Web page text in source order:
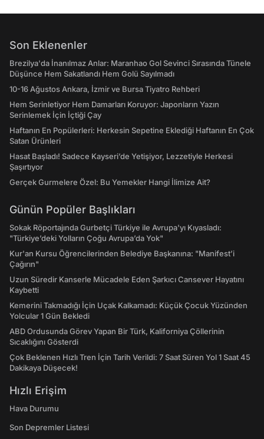
Son Eklenenler
Brezilya'da İnanılmaz Anlar: Maranhao Gol Sevinci Sırasında Tünele
Düşünce Hem Sakatlandı Hem Golü Sayılmadı
10-16 Ağustos Ankara, İzmir ve Bursa Tiyatro Rehberi
Hem Serinletiyor Hem Damarları Koruyor: Japonların Yazın
Serinlemek İçin İçtiği Çay
Haftanın En Popülerleri: Herkesin Sepetine Eklediği Haftanın En Çok
Satan Ürünleri
Hasat Başladı! Sadece Kayseri’de Yetişiyor, Lezzetiyle Herkesi
Şaşırtıyor
Gerçek Gurmelere Özel: Bu Yemekler Hangi İlimize Ait?
Günün Popüler Başlıkları
Sokak Röportajında Gurbetçi Türkiye ile Avrupa'yı Kıyasladı:
"Türkiye’deki Yolların Çoğu Avrupa’da Yok"
Kur'an Kursu Öğrencilerinden Belediye Başkanına: "Manifest’i
Çağırın"
Uzun Süredir Kanserle Mücadele Eden Şarkıcı Cansever Hayatını
Kaybetti
Kemerini Takmadığı İçin Uçak Kalkamadı: Küçük Çocuk Yüzünden
Yolcular 1 Gün Bekledi
ABD Ordusunda Görev Yapan Bir Türk, Kaliforniya Çöllerinin
Sıcaklığını Gösterdi
Çok Beklenen Hızlı Tren İçin Tarih Verildi: 7 Saat Süren Yol 1 Saat 45
Dakikaya Düşecek!
Hızlı Erişim
Hava Durumu
Son Depremler Listesi